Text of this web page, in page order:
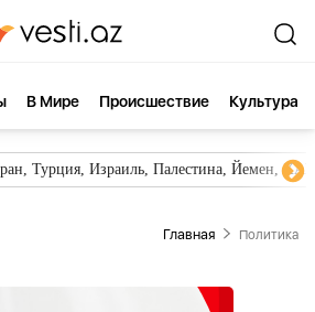
В Мире Происшествие Культура
Турция, Израиль, Палестина, Йемен,
Главная Политика